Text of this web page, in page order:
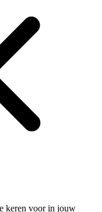
keren voor in jouw